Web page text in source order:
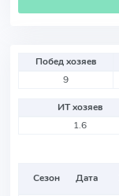
Побед хозяев
9
ИТ хозяев
1.6
Сезон Дата